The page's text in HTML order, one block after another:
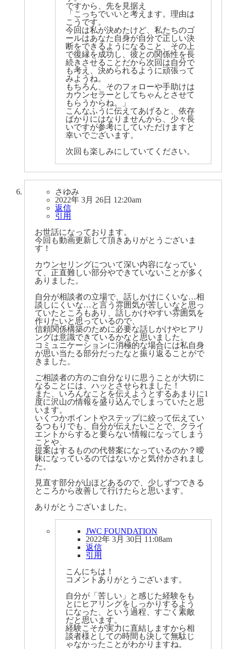
ですから、先を見据え
「こっちでいいと考えます。理由は
こうです。
今回は私が決めたけど、私たちのゴ
ールはあなた自身が自分で正しい決
断をできるようになること、その上
で復縁を成功し、彼との関係性を長
続きさせることだから次回は自分で
も考え、決められるように頑張って
みようね。
もちろん、そのフォローや手助けは
カウンセラーとしてちゃんとさせて
もらうからね。」
こんなふうに伝えてあげると、依存
ばかりにはなりませんから、少々長
いですが参考にしていただけますと
幸いでございます。
次回も楽しみにしていてください。
さゆみ
2022年 3月 26日 12:20am
返信
引用
お世話になっております。
今回も動画更新して頂きありがとうございま
す！
カウンセリングについて深い内容になってい
て、正直難しい部分やできていないことが多く
ありました。
自分が相談者の立場で、話しかけにくいな…相
談しにくいな…と言う雰囲気が苦しいなと思っ
ていたところもあり、話しかけやすい雰囲気を
作りたいと思っているので、
信頼関係構築のために必要な話しかけやヒアリ
ングは意識できているかなと思いました。
コミュニケーションに消極的な場合には私自身
が思い当たる部分だったなと振り返ることがで
きました。
ご相談者の方のご自分なりに思うことが大切に
なることには、ハッとさせられました！
また、いろんなことを伝えようとするあまりに1
度に沢山の情報を盛り込んでしまっていたと思
います。
いくつかポイントやステップに絞って伝えてい
るつもりでも、自分が伝えたいことで、クライ
エントからすると要らない情報になってしまう
ことや、
提案はするものの代替案になっているのか？曖
昧になっているのではないかと気付かされまし
た。
見直す部分が山ほどあるので、少しずつできる
ところから改善して行けたらと思います。
ありがとうございました。
JWC FOUNDATION
2022年 3月 30日 11:08am
返信
引用
こんにちは！
コメントありがとうございます。
自分が「苦しい」と感じた経験をも
とにヒアリングをしっかりするよう
になった、という過程、すごく素敵
だと思います。
経験こそが実力に直結しますから相
談者様としての時間も決して無駄じ
ゃなかったことがわかりますね。